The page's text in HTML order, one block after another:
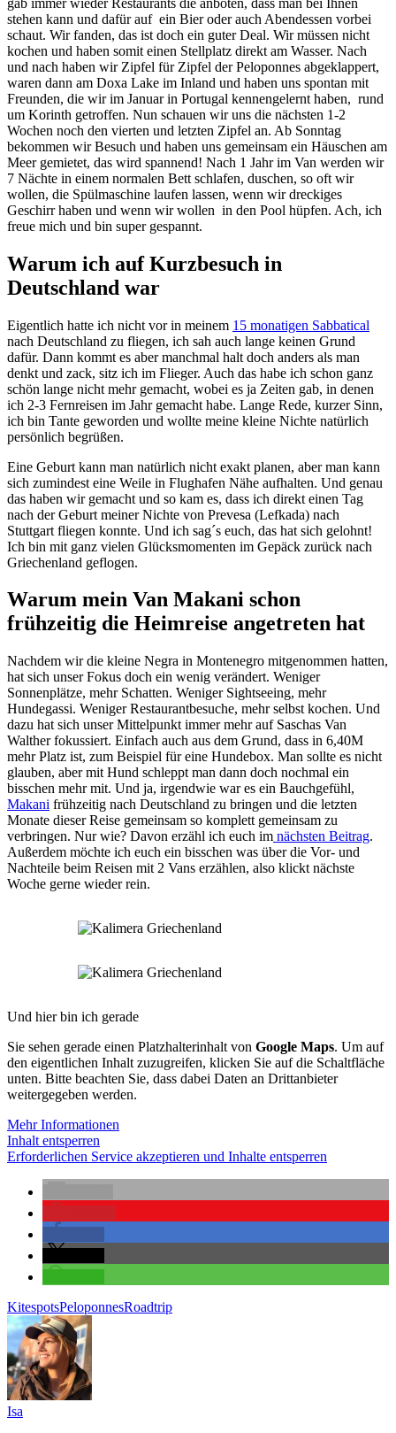
stehen kann und dafür auf ein Bier oder auch Abendessen vorbei
schaut. Wir fanden, das ist doch ein guter Deal. Wir müssen nicht
kochen und haben somit einen Stellplatz direkt am Wasser. Nach
und nach haben wir Zipfel für Zipfel der Peloponnes abgeklappert,
waren dann am Doxa Lake im Inland und haben uns spontan mit
Freunden, die wir im Januar in Portugal kennengelernt haben, rund
um Korinth getroffen. Nun schauen wir uns die nächsten 1-2
Wochen noch den vierten und letzten Zipfel an. Ab Sonntag
bekommen wir Besuch und haben uns gemeinsam ein Häuschen am
Meer gemietet, das wird spannend! Nach 1 Jahr im Van werden wir
7 Nächte in einem normalen Bett schlafen, duschen, so oft wir
wollen, die Spülmaschine laufen lassen, wenn wir dreckiges
Geschirr haben und wenn wir wollen in den Pool hüpfen. Ach, ich
freue mich und bin super gespannt.
Warum ich auf Kurzbesuch in
Deutschland war
Eigentlich hatte ich nicht vor in meinem 15 monatigen Sabbatical
nach Deutschland zu fliegen, ich sah auch lange keinen Grund
dafür. Dann kommt es aber manchmal halt doch anders als man
denkt und zack, sitz ich im Flieger. Auch das habe ich schon ganz
schön lange nicht mehr gemacht, wobei es ja Zeiten gab, in denen
ich 2-3 Fernreisen im Jahr gemacht habe. Lange Rede, kurzer Sinn,
ich bin Tante geworden und wollte meine kleine Nichte natürlich
persönlich begrüßen.
Eine Geburt kann man natürlich nicht exakt planen, aber man kann
sich zumindest eine Weile in Flughafen Nähe aufhalten. Und genau
das haben wir gemacht und so kam es, dass ich direkt einen Tag
nach der Geburt meiner Nichte von Prevesa (Lefkada) nach
Stuttgart fliegen konnte. Und ich sag´s euch, das hat sich gelohnt!
Ich bin mit ganz vielen Glücksmomenten im Gepäck zurück nach
Griechenland geflogen.
Warum mein Van Makani schon
frühzeitig die Heimreise angetreten hat
Nachdem wir die kleine Negra in Montenegro mitgenommen hatten,
hat sich unser Fokus doch ein wenig verändert. Weniger
Sonnenplätze, mehr Schatten. Weniger Sightseeing, mehr
Hundegassi. Weniger Restaurantbesuche, mehr selbst kochen. Und
dazu hat sich unser Mittelpunkt immer mehr auf Saschas Van
Walther fokussiert. Einfach auch aus dem Grund, dass in 6,40M
mehr Platz ist, zum Beispiel für eine Hundebox. Man sollte es nicht
glauben, aber mit Hund schleppt man dann doch nochmal ein
bisschen mehr mit. Und ja, irgendwie war es ein Bauchgefühl,
Makani frühzeitig nach Deutschland zu bringen und die letzten
Monate dieser Reise gemeinsam so komplett gemeinsam zu
verbringen. Nur wie? Davon erzähl ich euch im nächsten Beitrag.
Außerdem möchte ich euch ein bisschen was über die Vor- und
Nachteile beim Reisen mit 2 Vans erzählen, also klickt nächste
Woche gerne wieder rein.
Und hier bin ich gerade
Sie sehen gerade einen Platzhalterinhalt von Google Maps. Um auf
den eigentlichen Inhalt zuzugreifen, klicken Sie auf die Schaltfläche
unten. Bitte beachten Sie, dass dabei Daten an Drittanbieter
weitergegeben werden.
Mehr Informationen
Inhalt entsperren
Erforderlichen Service akzeptieren und Inhalte entsperren
KitespotsPeloponnesRoadtrip
Isa